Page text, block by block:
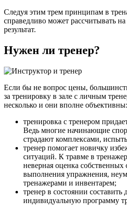
Следуя этим трем принципам в
справедливо может рассчитывать
результат.
Нужен ли тренер?
Если бы не вопрос цены,
за тренировку в зале с личным
несколько и они вполне объективны:
тренировка с тренером
Ведь многие начинающие
страдают комплексами,
тренер помогает новичку
ситуаций. К травме в
неверная оценка
выполнения упражнения,
тренажерами и инвентарем;
тренер в состоянии составить
индивидуальную программу